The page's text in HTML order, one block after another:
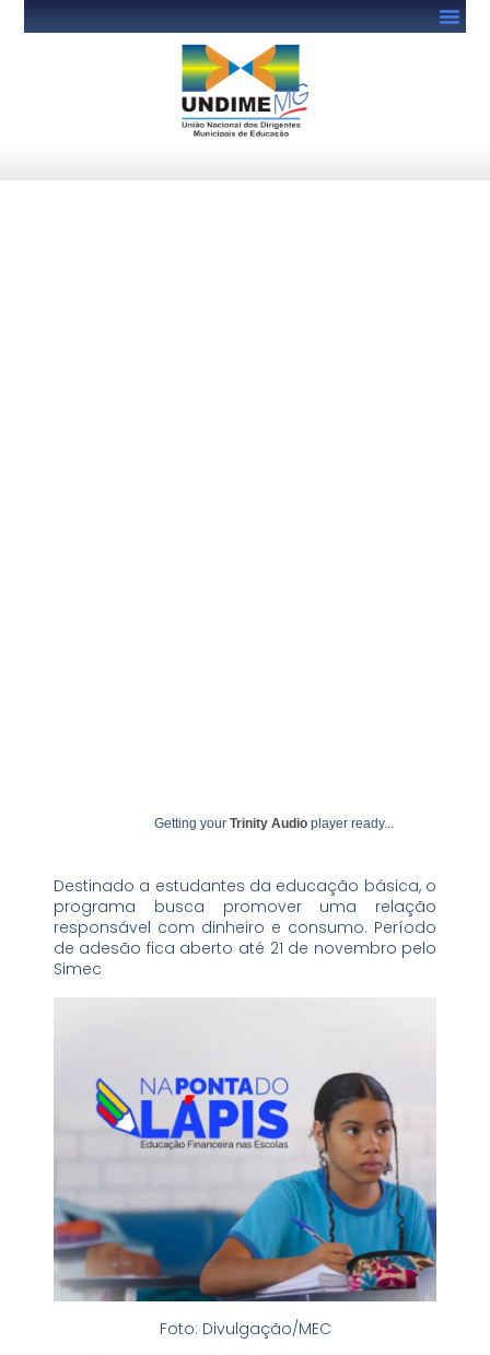
Getting your Trinity Audioplayer ready...
Destinado a estudantes da educação básica, o
programa busca promover uma relação
responsável com dinheiro e consumo. Período
de adesão fica aberto até 21 de novembro pelo
Simec
Foto: Divulgação/MEC